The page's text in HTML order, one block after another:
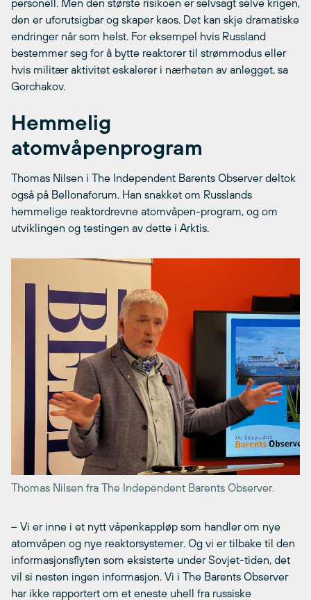
personell. Men den største risikoen er selvsagt selve krigen,
den er uforutsigbar og skaper kaos. Det kan skje dramatiske
endringer når som helst. For eksempel hvis Russland
bestemmer seg for å bytte reaktorer til strømmodus eller
hvis militær aktivitet eskalerer i nærheten av anlegget, sa
Gorchakov.
Hemmelig
atomvåpenprogram
Thomas Nilsen i The Independent Barents Observer deltok
også på Bellonaforum. Han snakket om Russlands
hemmelige reaktordrevne atomvåpen-program, og om
utviklingen og testingen av dette i Arktis.
Thomas Nilsen fra The Independent Barents Observer.
– Vi er inne i et nytt våpenkappløp som handler om nye
atomvåpen og nye reaktorsystemer. Og vi er tilbake til den
informasjonsflyten som eksisterte under Sovjet-tiden, det
vil si nesten ingen informasjon. Vi i The Barents Observer
har ikke rapportert om et eneste uhell fra russiske